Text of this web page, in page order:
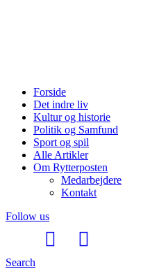
Forside
Det indre liv
Kultur og historie
Politik og Samfund
Sport og spil
Alle Artikler
Om Rytterposten
Medarbejdere
Kontakt
Follow us
Search